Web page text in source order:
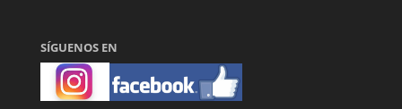
SÍGUENOS EN